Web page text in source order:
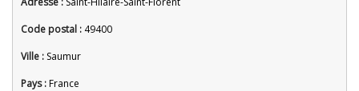
Code postal : 49400
Ville : Saumur
Pays :France